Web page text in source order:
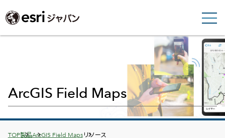
ArcGIS Field Maps
Breadcrumbs
TOP製品ArcGIS Field Mapsリソース